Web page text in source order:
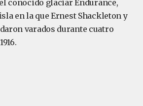
conocido glaciar Endurance,
en la que Ernest Shackleton y
varados durante cuatro